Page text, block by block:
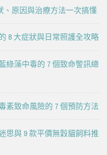
、原因與治療方法一次搞懂
8 大症狀與日常照護全攻略
綠藻中毒的 7 個致命警訊總
素致命風險的 7 個預防方法
思與 9 款平價無穀貓飼料推